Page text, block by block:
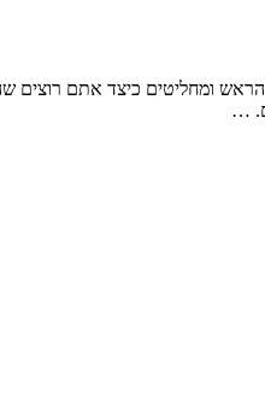
ומחליטים כיצד אתם
…